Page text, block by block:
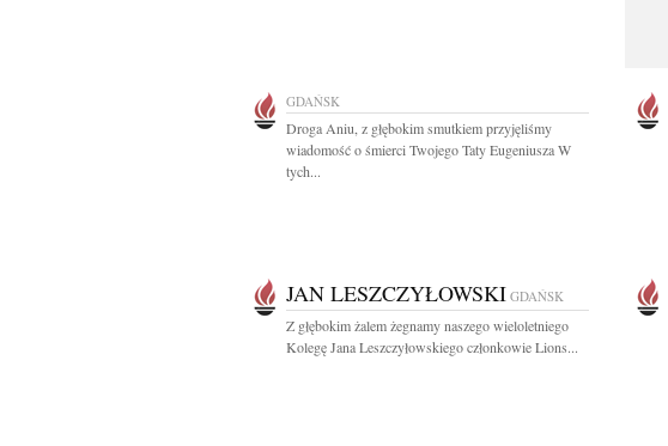
GDAŃSK
Droga Aniu, z głębokim smutkiem przyjęliśmy
wiadomość o śmierci Twojego Taty Eugeniusza W
tych...
JAN LESZCZYŁOWSKI GDAŃSK
Z głębokim żalem żegnamy naszego wieloletniego
Kolegę Jana Leszczyłowskiego członkowie Lions...